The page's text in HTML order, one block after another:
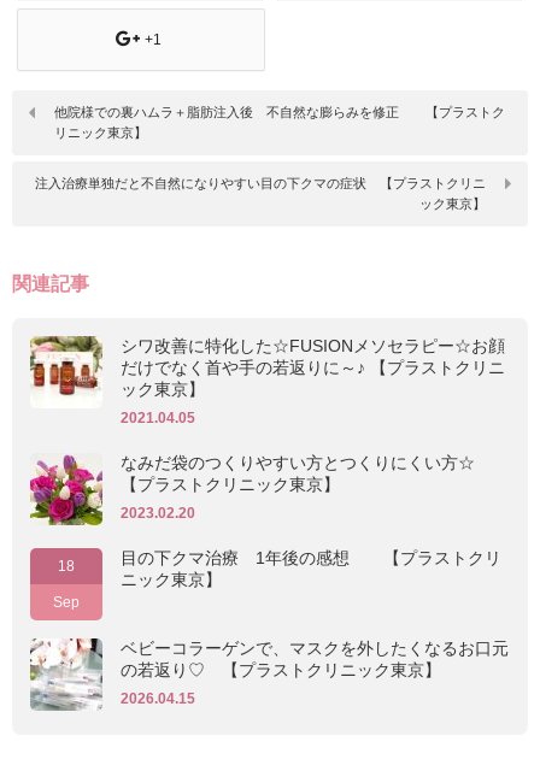
+1
他院様での裏ハムラ＋脂肪注入後 不自然な膨らみを修正 【プラストク
リニック東京】
注入治療単独だと不自然になりやすい目の下クマの症状 【プラストクリニ
ック東京】
関連記事
シワ改善に特化した☆FUSIONメソセラピー☆お顔
だけでなく首や手の若返りに～♪ 【プラストクリニ
ック東京】
2021.04.05
なみだ袋のつくりやすい方とつくりにくい方☆
【プラストクリニック東京】
2023.02.20
18
Sep
目の下クマ治療 1年後の感想 【プラストクリ
ニック東京】
ベビーコラーゲンで、マスクを外したくなるお口元
の若返り♡ 【プラストクリニック東京】
2026.04.15